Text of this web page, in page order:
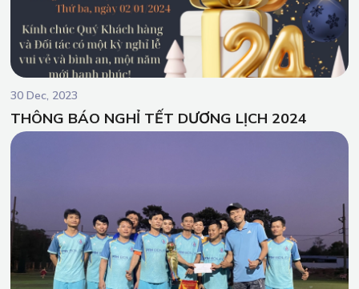
30 Dec, 2023
THÔNG BÁO NGHỈ TẾT DƯƠNG LỊCH 2024